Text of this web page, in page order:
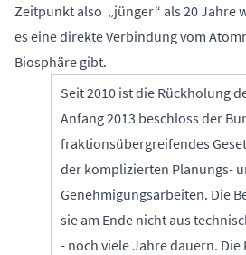
Zeitpunkt also „jünger“ als 20 Jahre
es eine direkte Verbindung vom
Biosphäre gibt.
Seit 2010 ist die Rückholung
Anfang 2013 beschloss der
fraktionsübergreifendes
der komplizierten Planungs-
Genehmigungsarbeiten. Die
sie am Ende nicht aus
- noch viele Jahre dauern.